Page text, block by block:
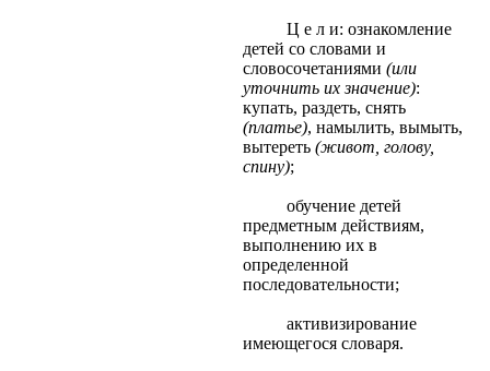
Ц е л и: ознакомление
детей со словами и
словосочетаниями (или
уточнить их значение):
купать, раздеть, снять
(платье), намылить, вымыть,
вытереть (живот, голову,
спину);
обучение детей
предметным действиям,
выполнению их в
определенной
последовательности;
активизирование
имеющегося словаря.